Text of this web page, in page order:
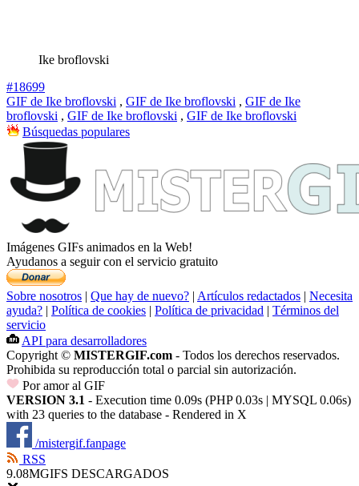
Ike broflovski
#18699
GIF de Ike broflovski , GIF de Ike broflovski , GIF de Ike
broflovski , GIF de Ike broflovski , GIF de Ike broflovski
Búsquedas populares
Imágenes GIFs animados en la Web!
Ayudanos a seguir con el servicio gratuito
Sobre nosotros | Que hay de nuevo? | Artículos redactados | Necesita
ayuda? | Política de cookies | Política de privacidad | Términos del
servicio
API para desarrolladores
Copyright © MISTERGIF.com - Todos los derechos reservados.
Prohibida su reproducción total o parcial sin autorización.
Por amor al GIF
VERSION 3.1 - Execution time 0.09s (PHP 0.03s | MYSQL 0.06s)
with 23 queries to the database - Rendered in X
/mistergif.fanpage
RSS
9.08MGIFS DESCARGADOS